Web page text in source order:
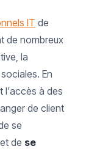
IT de
de nombreux
la
En
l'accès à des
de client
se
et de se